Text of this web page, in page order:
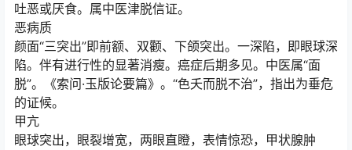
吐恶或厌食。属中医津脱信证。
恶病质
颜面“三突出”即前额、双颧、下颌突出。一深陷，即眼球深
陷。伴有进行性的显著消瘦。癌症后期多见。中医属“面
脱”。《索问·玉版论要篇》。“色夭而脱不治”，指出为垂危
的证候。
甲亢
眼球突出，眼裂增宽，两眼直瞪，表情惊恐，甲状腺肿